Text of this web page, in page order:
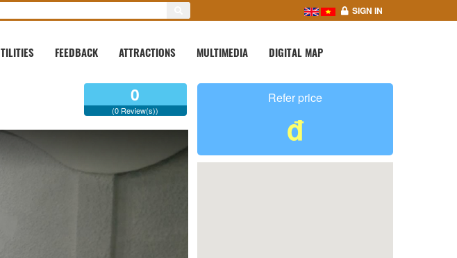
SIGN IN
FEEDBACK ATTRACTIONS MULTIMEDIA DIGITAL MAP
0
(0 Review(s))
Refer price
đ